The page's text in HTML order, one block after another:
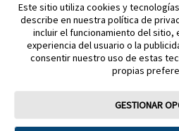
MANTENETE EN CONTACTO
Este sitio utiliza cookies y
describe en nuestra política de
incluir el funcionamiento del sitio,
experiencia del usuario o la
consentir nuestro uso de estas
propias
GESTIONAR